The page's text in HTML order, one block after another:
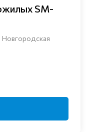
SM-
Новгородская